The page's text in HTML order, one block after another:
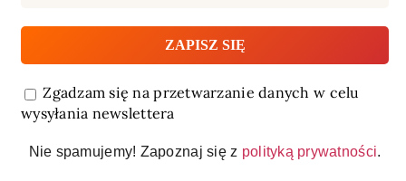
Zgadzam się na przetwarzanie danych w celu
wysyłania newslettera
Nie spamujemy! Zapoznaj się z polityką prywatności.